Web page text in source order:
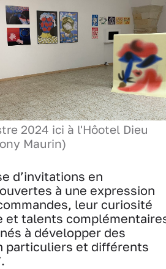
2024 ici à l'Hôotel Dieu
Maurin)
d’invitations en
à une expression
leur curiosité
et talents
à développer des
particuliers et différents